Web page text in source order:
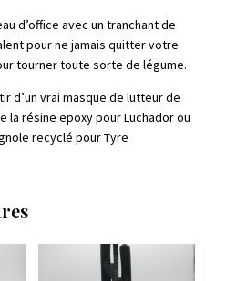
d’office avec un tranchant de
pour ne jamais quitter votre
tourner toute sorte de légume.
d’un vrai masque de lutteur de
la résine epoxy pour Luchador ou
recyclé pour Tyre